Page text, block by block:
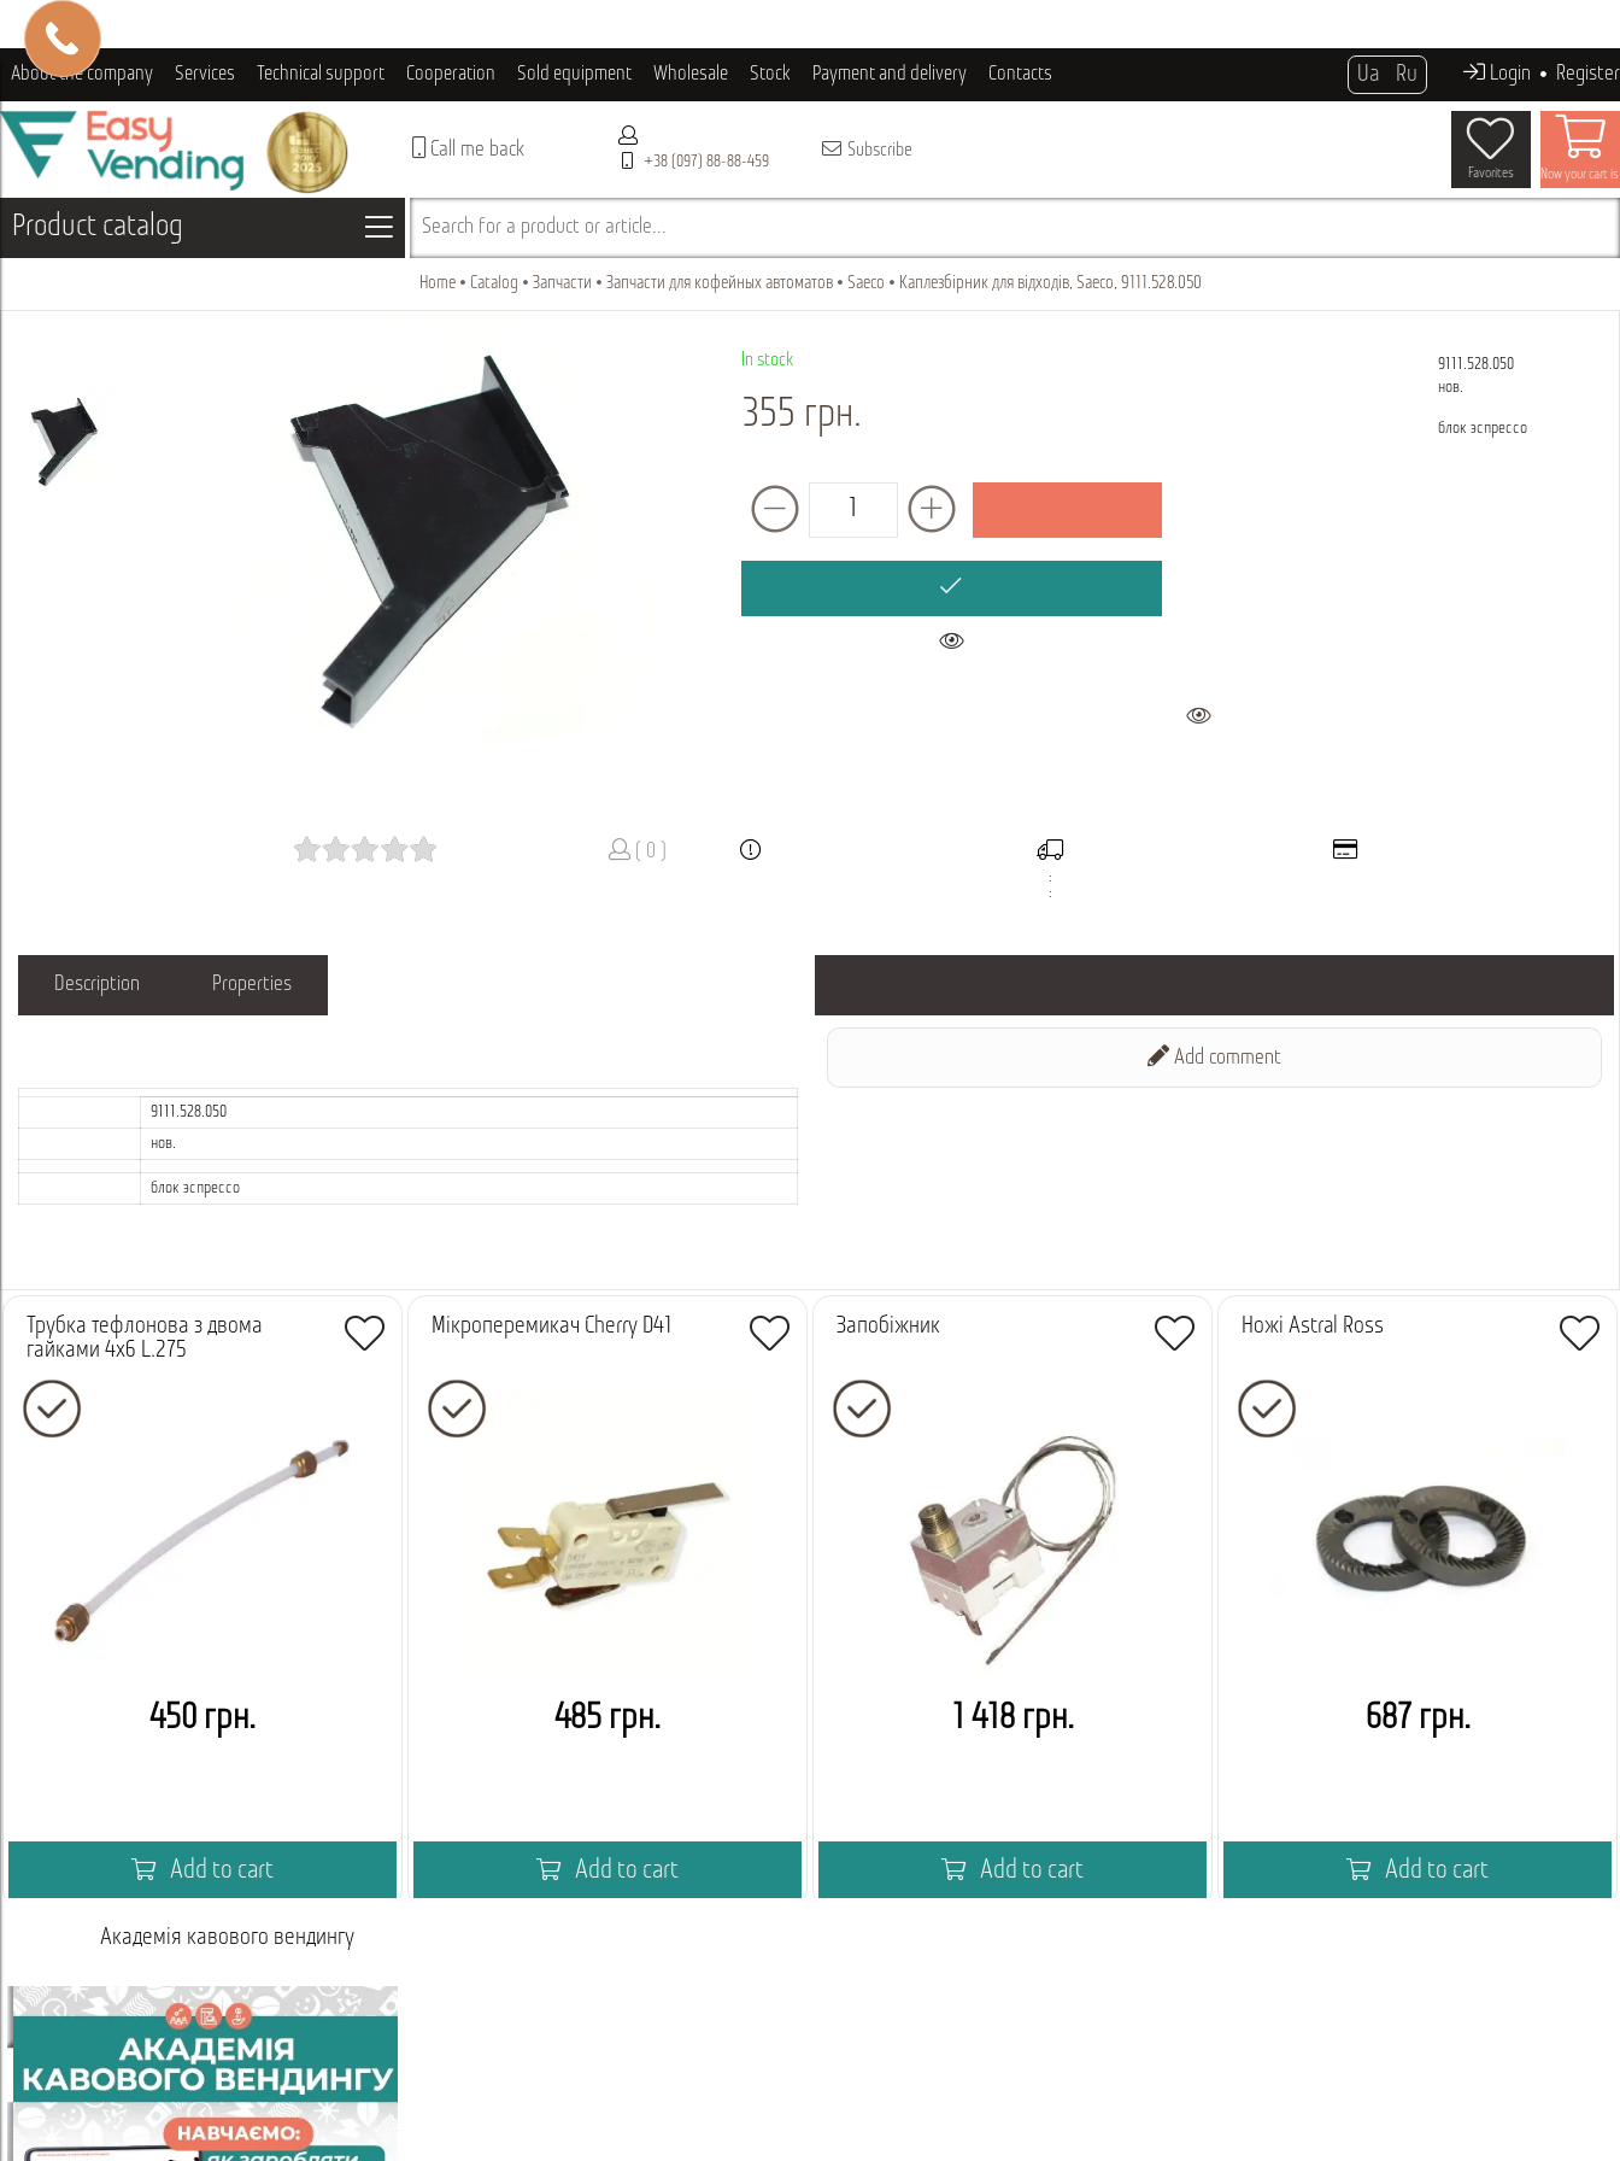
Login Register
Ua Ru
About the company Services Technical support Cooperation Sold equipment Wholesale Stock Payment and delivery Contacts
Call me back
+38 (097) 88-88-459
Subscribe
Now your cart
Favorites
Product catalog Search for a product or article...
Home Catalog Запчасти Запчасти для кофейных автоматов Saeco Каплезбірник для відходів, Saeco, 9111.528.050
In stock
355 грн.
9111.528.050
нов.
блок эспрессо
( 0 )
:
:
Description Properties
9111.528.050
нов.
блок эспрессо
Add comment
Трубка тефлонова з двома
гайками 4x6 L.275
450 грн.
Add to cart
Мікроперемикач Cherry D41
485 грн.
Add to cart
Запобіжник
1 418 грн.
Add to cart
Ножі Astral Ross
687 грн.
Add to cart
Академія кавового вендингу